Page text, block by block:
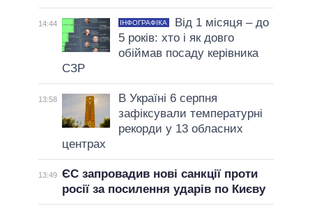
14:44 ІНФОГРАФІКА
Від 1 місяця – до
5 років: хто і як довго
обіймав посаду керівника
СЗР
13:58
В Україні 6 серпня
зафіксували температурні
рекорди у 13 обласних
центрах
13:49 ЄС запровадив нові санкції проти
росії за посилення ударів по Києву